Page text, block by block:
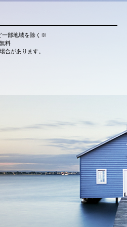
一部地域を除く※
料
合があります。